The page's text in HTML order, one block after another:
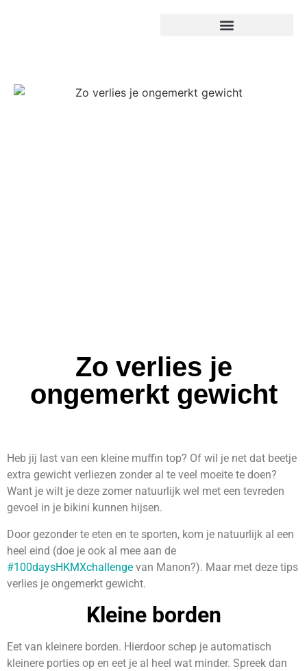
Zo verlies je
ongemerkt gewicht
Heb jij last van een kleine muffin top? Of wil je net dat beetje
extra gewicht verliezen zonder al te veel moeite te doen?
Want je wilt je deze zomer natuurlijk wel met een tevreden
gevoel in je bikini kunnen hijsen.
Door gezonder te eten en te sporten, kom je natuurlijk al een
heel eind (doe je ook al mee aan de
#100daysHKMXchallenge van Manon?). Maar met deze tips
verlies je ongemerkt gewicht.
Kleine borden
Eet van kleinere borden. Hierdoor schep je automatisch
kleinere porties op en eet je al heel wat minder. Spreek dan